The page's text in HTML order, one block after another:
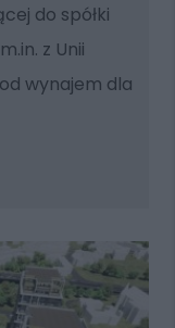
do spółki
z Unii
wynajem dla